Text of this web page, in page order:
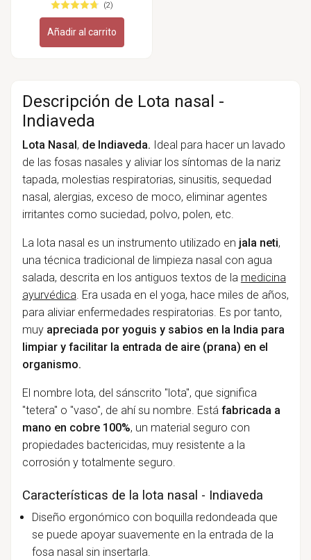
(2)
Añadir al carrito
Descripción de Lota nasal -
Indiaveda
Lota Nasal, de Indiaveda. Ideal para hacer un lavado
de las fosas nasales y aliviar los síntomas de la nariz
tapada, molestias respiratorias, sinusitis, sequedad
nasal, alergias, exceso de moco, eliminar agentes
irritantes como suciedad, polvo, polen, etc.
La lota nasal es un instrumento utilizado en jala neti,
una técnica tradicional de limpieza nasal con agua
salada, descrita en los antiguos textos de la medicina
ayurvédica. Era usada en el yoga, hace miles de años,
para aliviar enfermedades respiratorias. Es por tanto,
muy apreciada por yoguis y sabios en la India para
limpiar y facilitar la entrada de aire (prana) en el
organismo.
El nombre lota, del sánscrito "lota", que significa
"tetera" o "vaso", de ahí su nombre. Está fabricada a
mano en cobre 100%, un material seguro con
propiedades bactericidas, muy resistente a la
corrosión y totalmente seguro.
Características de la lota nasal - Indiaveda
Diseño ergonómico con boquilla redondeada que
se puede apoyar suavemente en la entrada de la
fosa nasal sin insertarla.